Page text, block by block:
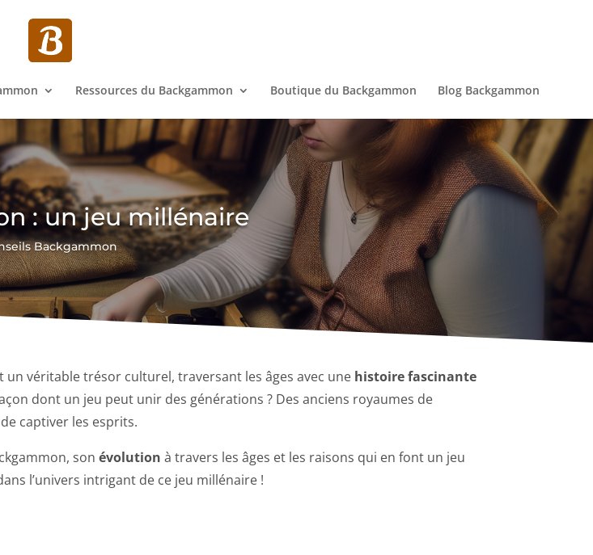
Ressources du Backgammon Boutique du Backgammon Blog Backgammon
: un jeu millénaire
Backgammon
un véritable trésor culturel, traversant les âges avec une histoire fascinante
dont un jeu peut unir des générations ? Des anciens royaumes de
captiver les esprits.
son évolution à travers les âges et les raisons qui en font un jeu
l’univers intrigant de ce jeu millénaire !